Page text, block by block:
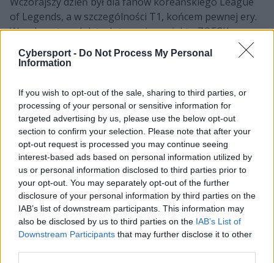
Cybersport - Do Not Process My Personal
Information
If you wish to opt-out of the sale, sharing to third parties, or
processing of your personal or sensitive information for
targeted advertising by us, please use the below opt-out
section to confirm your selection. Please note that after your
opt-out request is processed you may continue seeing
interest-based ads based on personal information utilized by
us or personal information disclosed to third parties prior to
your opt-out. You may separately opt-out of the further
disclosure of your personal information by third parties on the
IAB’s list of downstream participants. This information may
also be disclosed by us to third parties on the IAB’s List of
Downstream Participants that may further disclose it to other
of Legends, a w szczególności T1, końcem pewnej ery.
Wszak po trzech latach trwania projektu ZOFGK
dobiegł on końca. A to za sprawą tego, że z drużyny
odszedł Zeus. Początkowo można było przypuszczać,
LoL Champions Korea często bywają takie sytuacje, że
gdy kończy się kontrakt, to zespół komunikuje to jako
rozstanie, a jakiś czas później dochodzi do podpisania
nowej umowy i tak na dobrą sprawę dany zawodnik
nadal jest w ekipie. Ale nie w tym wypadku. Chwilę po
obwieszczeniu w mediach społecznościowych T1
pojawił się kolejny wpis, informujący o dołączeniu
nowego toplanera – Choia "Dorana " Hyeon-joona. Ten
do formacji przyszedł, opuszczając wcześniej szeregi
Hanwha Life Esports.